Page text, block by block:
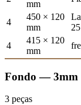
mm
4
450 × 120
mm
25
4
415 × 120
mm
Fondo — 3mm
3 peças